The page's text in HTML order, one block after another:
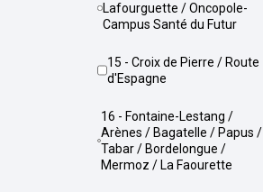
Lafourguette / Oncopole-
Campus Santé du Futur
15 - Croix de Pierre / Route
d'Espagne
16 - Fontaine-Lestang /
Arènes / Bagatelle / Papus /
Tabar / Bordelongue /
Mermoz / La Faourette